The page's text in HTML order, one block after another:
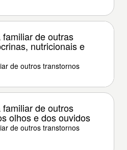
de outras
nutricionais e
de outros transtornos
de outros
olhos e dos ouvidos
de outros transtornos